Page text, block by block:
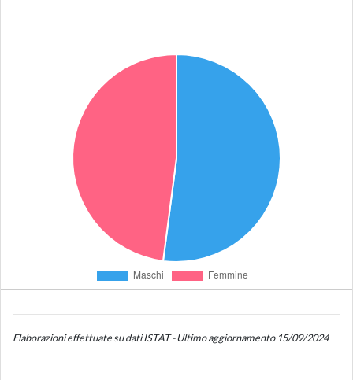
Elaborazioni effettuate su dati ISTAT - Ultimo aggiornamento 15/09/2024